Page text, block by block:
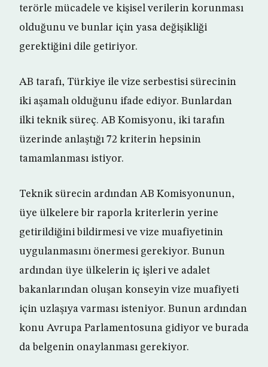
terörle mücadele ve kişisel verilerin korunması
olduğunu ve bunlar için yasa değişikliği
gerektiğini dile getiriyor.
AB tarafı, Türkiye ile vize serbestisi sürecinin
iki aşamalı olduğunu ifade ediyor. Bunlardan
ilki teknik süreç. AB Komisyonu, iki tarafın
üzerinde anlaştığı 72 kriterin hepsinin
tamamlanması istiyor.
Teknik sürecin ardından AB Komisyonunun,
üye ülkelere bir raporla kriterlerin yerine
getirildiğini bildirmesi ve vize muafiyetinin
uygulanmasını önermesi gerekiyor. Bunun
ardından üye ülkelerin iç işleri ve adalet
bakanlarından oluşan konseyin vize muafiyeti
için uzlaşıya varması isteniyor. Bunun ardından
konu Avrupa Parlamentosuna gidiyor ve burada
da belgenin onaylanması gerekiyor.